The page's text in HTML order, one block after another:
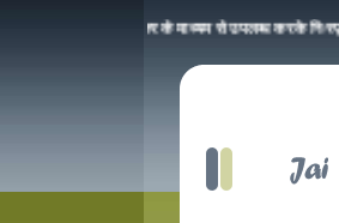
को प्रतिष्ठा रत्नाकर के माध्यम से उपलब्ध करके